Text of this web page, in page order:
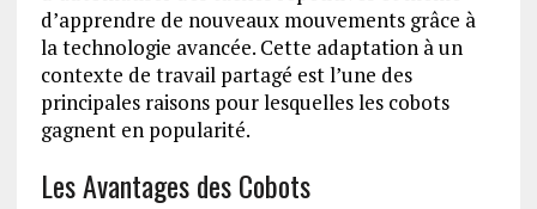
d’apprendre de nouveaux mouvements grâce à
la technologie avancée. Cette adaptation à un
contexte de travail partagé est l’une des
principales raisons pour lesquelles les cobots
gagnent en popularité.
Les Avantages des Cobots